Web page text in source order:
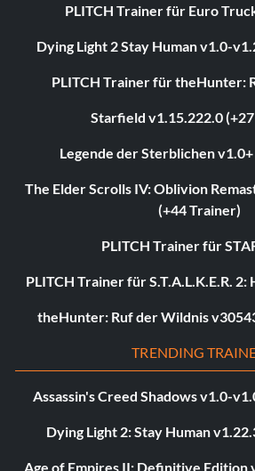
PLITCH Trainer für Euro
Dying Light 2 Stay Human v1.0-
PLITCH Trainer für theHunter:
Starfield v1.15.222.0
Legende der Sterblichen
The Elder Scrolls IV: Oblivion
(+44 Trainer)
PLITCH Trainer für
PLITCH Trainer für S.T.A.L.K.E.R.
theHunter: Ruf der Wildnis
TRENDING
Assassin's Creed Shadows v1.0-
Dying Light 2: Stay Human
Age of Empires II: Definitive Edition